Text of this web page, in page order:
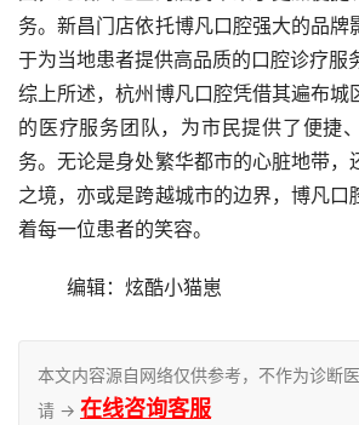
务。新昌门店依托博凡口腔强大的品牌
于为当地患者提供高品质的口腔诊疗服
综上所述，杭州博凡口腔凭借其遍布城
的医疗服务团队，为市民提供了便捷
务。无论是身处繁华都市的心脏地带，
之境，亦或是跨越城市的边界，博凡口
着每一位患者的笑容。
	编辑：炫酷小猫崽
本文内容源自网络仅供参考，不作为诊断
请 → 在线咨询客服